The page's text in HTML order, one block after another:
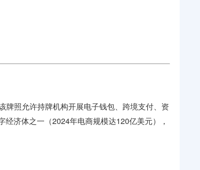
牌照允许持牌机构开展电子钱包、跨境支付、资
济体之一（2024年电商规模达120亿美元），